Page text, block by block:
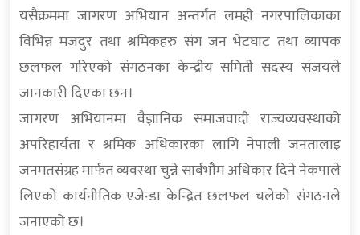
यसैक्रममा जागरण अभियान अन्तर्गत लमही नगरपालिकाका
विभिन्न मजदुर तथा श्रमिकहरु संग जन भेटघाट तथा व्यापक
छलफल गरिएको संगठनका केन्द्रीय समिती सदस्य संजयले
जानकारी दिएका छन।
जागरण अभियानमा वैज्ञानिक समाजवादी राज्यव्यवस्थाको
अपरिहार्यता र श्रमिक अधिकारका लागि नेपाली जनतालाइ
जनमतसंग्रह मार्फत व्यवस्था चुन्ने सार्बभौम अधिकार दिने नेकपाले
लिएको कार्यनीतिक एजेन्डा केन्द्रित छलफल चलेको संगठनले
जनाएको छ।